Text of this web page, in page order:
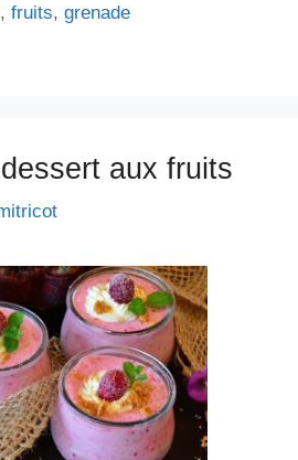
,fruits,grenade
aux fruits